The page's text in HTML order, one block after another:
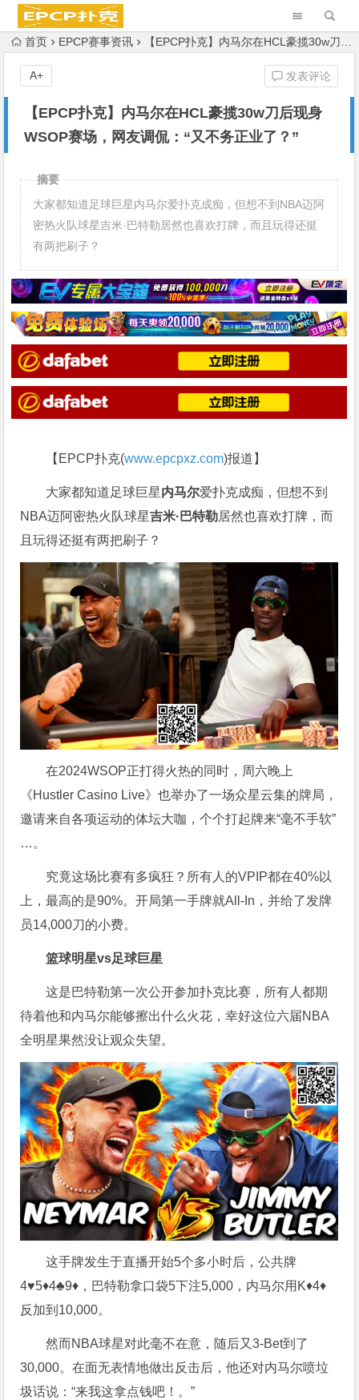
首页 EPCP赛事资讯 【EPCP扑克】内马尔在HCL豪揽30w刀后现身WSOP赛场，网友调侃：“又不务正业了？”
【EPCP扑克】内马尔在HCL豪揽30w刀后现身
WSOP赛场，网友调侃：“又不务正业了？”
发表评论
A+
摘要
大家都知道足球巨星内马尔爱扑克成痴，但想不到NBA迈阿
密热火队球星吉米·巴特勒居然也喜欢打牌，而且玩得还挺
有两把刷子？
【EPCP扑克(www.epcpxz.com)报道】
大家都知道足球巨星内马尔爱扑克成痴，但想不到
NBA迈阿密热火队球星吉米·巴特勒居然也喜欢打牌，而
且玩得还挺有两把刷子？
在2024WSOP正打得火热的同时，周六晚上
《Hustler Casino Live》也举办了一场众星云集的牌局，
邀请来自各项运动的体坛大咖，个个打起牌来“毫不手软”
…。
究竟这场比赛有多疯狂？所有人的VPIP都在40%以
上，最高的是90%。开局第一手牌就All-In，并给了发牌
员14,000刀的小费。
篮球明星vs足球巨星
这是巴特勒第一次公开参加扑克比赛，所有人都期
待着他和内马尔能够擦出什么火花，幸好这位六届NBA
全明星果然没让观众失望。
这手牌发生于直播开始5个多小时后，公共牌
4♥5♦4♣9♦，巴特勒拿口袋5下注5,000，内马尔用K♦4♦
反加到10,000。
然而NBA球星对此毫不在意，随后又3-Bet到了
30,000。在面无表情地做出反击后，他还对内马尔喷垃
圾话说：“来我这拿点钱吧！。”